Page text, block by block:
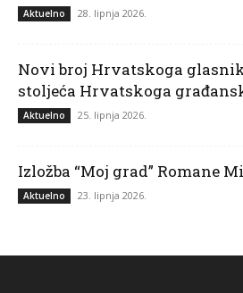
Aktuelno 28. lipnja 2026.
Novi broj Hrvatskoga
stoljeća Hrvatskoga
Aktuelno 25. lipnja 2026.
Izložba “Moj grad” Romane
Aktuelno 23. lipnja 2026.